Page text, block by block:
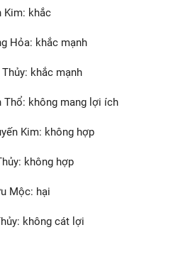
Kim: khắc
Hỏa: khắc mạnh
khắc mạnh
Thổ: không mang lợi ích
Kim: không hợp
không hợp
Mộc: hại
không cát lợi